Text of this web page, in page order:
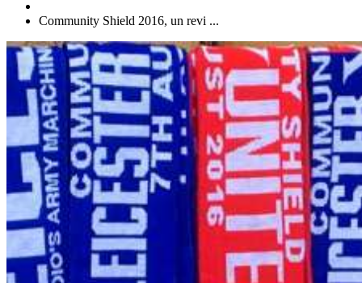
Community Shield 2016, un revi ...